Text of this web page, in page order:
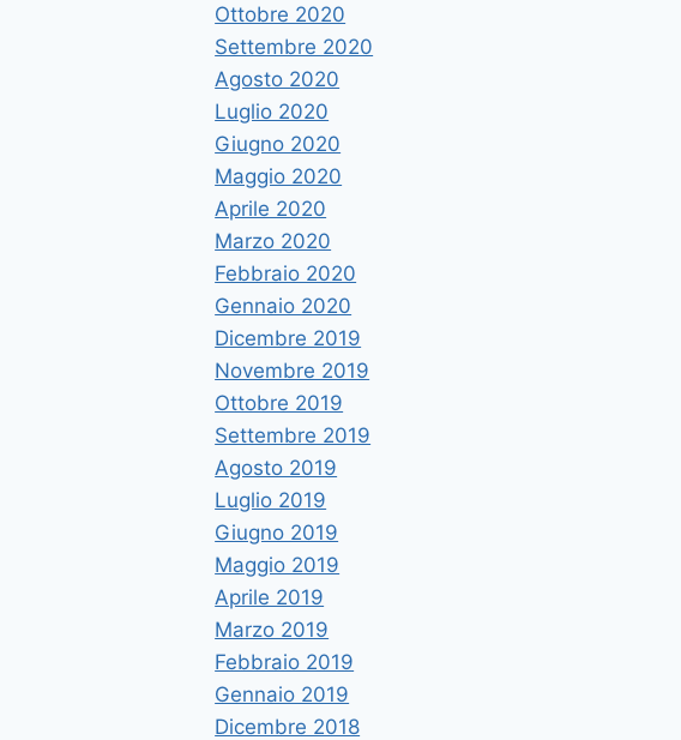
Ottobre 2020
Settembre 2020
Agosto 2020
Luglio 2020
Giugno 2020
Maggio 2020
Aprile 2020
Marzo 2020
Febbraio 2020
Gennaio 2020
Dicembre 2019
Novembre 2019
Ottobre 2019
Settembre 2019
Agosto 2019
Luglio 2019
Giugno 2019
Maggio 2019
Aprile 2019
Marzo 2019
Febbraio 2019
Gennaio 2019
Dicembre 2018